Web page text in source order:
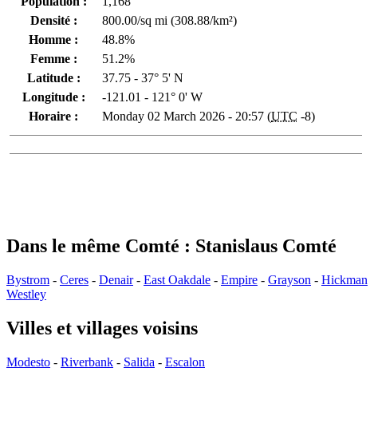
Densité :
800.00/sq mi (308.88/km²)
Homme :
48.8%
Femme :
51.2%
Latitude :
37.75 - 37° 5' N
Longitude :
-121.01 - 121° 0' W
Horaire :
Monday 02 March 2026 - 20:57 (UTC -8)
Dans le même Comté : Stanislaus Comté
Bystrom - Ceres - Denair- East Oakdale - Empire - Grayson - Hickman
Westley
Villes et villages voisins
Modesto - Riverbank - Salida - Escalon